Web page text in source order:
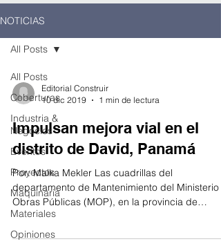
NOTICIAS
All Posts
Coberturas
Industria &
Negocios
Eventos
Proyectos
Maquinaria
Materiales
Opiniones
All Posts
Editorial Construir
10 dic 2019
1 min de lectura
Impulsan mejora vial en el
distrito de David, Panamá
Por: Malka Mekler Las cuadrillas del
departamento de Mantenimiento del Ministerio
Obras Públicas (MOP), en la provincia de
Chiriquí,...